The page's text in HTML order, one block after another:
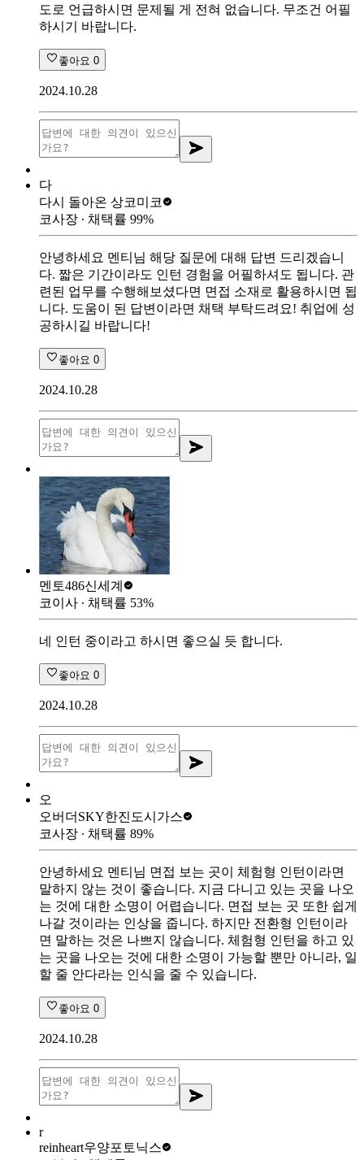
도로 언급하시면 문제될 게 전혀 없습니다. 무조건 어필
하시기 바랍니다.
좋아요 0
2024.10.28
다
다시 돌아온 상코미코
코사장 ∙ 채택률 99%
안녕하세요 멘티님 해당 질문에 대해 답변 드리겠습니
다. 짧은 기간이라도 인턴 경험을 어필하셔도 됩니다. 관
련된 업무를 수행해보셨다면 면접 소재로 활용하시면 됩
니다. 도움이 된 답변이라면 채택 부탁드려요! 취업에 성
공하시길 바랍니다!
좋아요 0
2024.10.28
멘토486신세계
코이사 ∙ 채택률 53%
네 인턴 중이라고 하시면 좋으실 듯 합니다.
좋아요 0
2024.10.28
오
오버더SKY한진도시가스
코사장 ∙ 채택률 89%
안녕하세요 멘티님 면접 보는 곳이 체험형 인턴이라면
말하지 않는 것이 좋습니다. 지금 다니고 있는 곳을 나오
는 것에 대한 소명이 어렵습니다. 면접 보는 곳 또한 쉽게
나갈 것이라는 인상을 줍니다. 하지만 전환형 인턴이라
면 말하는 것은 나쁘지 않습니다. 체험형 인턴을 하고 있
는 곳을 나오는 것에 대한 소명이 가능할 뿐만 아니라, 일
할 줄 안다라는 인식을 줄 수 있습니다.
좋아요 0
2024.10.28
r
reinheart우양포토닉스